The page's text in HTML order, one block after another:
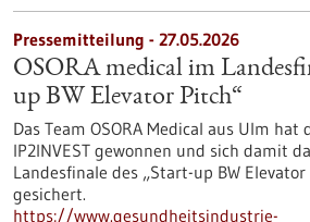
Pressemitteilung - 27.05.2026
OSORA medical im
up BW Elevator Pitch“
Das Team OSORA Medical aus Ulm hat
IP2INVEST gewonnen und sich damit
Landesfinale des „Start-up BW
gesichert.
https://www.gesundheitsindustrie-